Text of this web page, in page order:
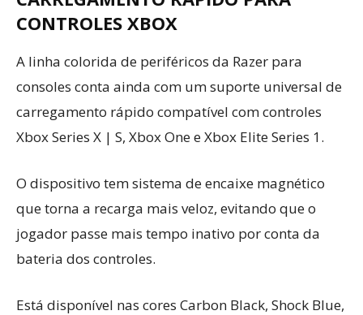
CONTROLES XBOX
A linha colorida de periféricos da Razer para
consoles conta ainda com um suporte universal de
carregamento rápido compatível com controles
Xbox Series X | S, Xbox One e Xbox Elite Series 1.
O dispositivo tem sistema de encaixe magnético
que torna a recarga mais veloz, evitando que o
jogador passe mais tempo inativo por conta da
bateria dos controles.
Está disponível nas cores Carbon Black, Shock Blue,